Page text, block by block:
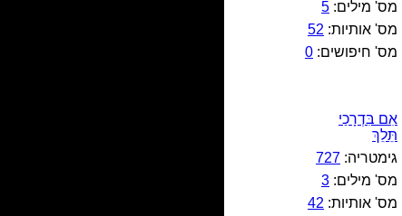
מס' מילים: 5
מס' אותיות: 52
מס' חיפושים: 0
אִם בִּדְרָכַי
תֵּלֵךְ
גימטריה: 727
מס' מילים: 3
מס' אותיות: 42